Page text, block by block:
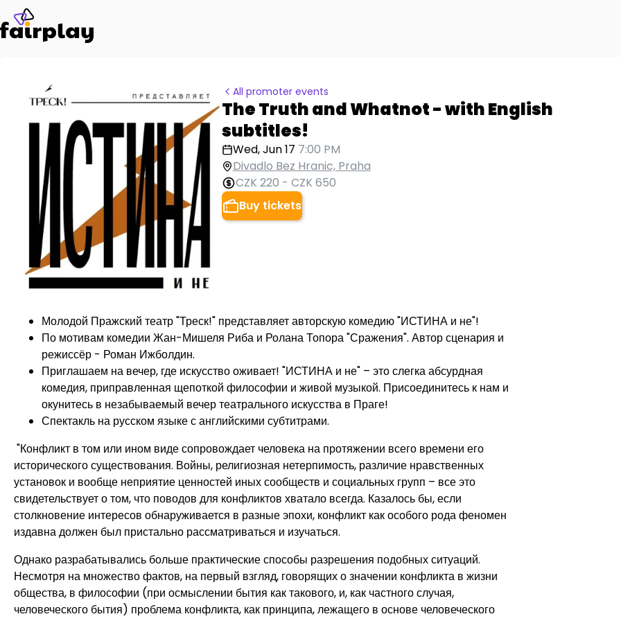
All promoter events
The Truth and Whatnot - with English
subtitles!
Wed, Jun 17 7:00 PM
Divadlo Bez Hranic, Praha
CZK 220 - CZK 650
Buy tickets
Молодой Пражский театр "Треск!" представляет авторскую комедию "ИСТИНА и не"!
По мотивам комедии Жан-Мишеля Риба и Ролана Топора "Сражения". Автор сценария и
режиссёр - Роман Ижболдин.
Приглашаем на вечер, где искусство оживает! "ИСТИНА и не" – это слегка абсурдная
комедия, приправленная щепоткой философии и живой музыкой. Присоединитесь к нам и
окунитесь в незабываемый вечер театрального искусства в Праге!
Спектакль на русском языке с английскими субтитрами.
"Конфликт в том или ином виде сопровождает человека на протяжении всего времени его
исторического существования. Войны, религиозная нетерпимость, различие нравственных
установок и вообще неприятие ценностей иных сообществ и социальных групп – все это
свидетельствует о том, что поводов для конфликтов хватало всегда. Казалось бы, если
столкновение интересов обнаруживается в разные эпохи, конфликт как особого рода феномен
издавна должен был пристально рассматриваться и изучаться.
Однако разрабатывались больше практические способы разрешения подобных ситуаций.
Несмотря на множество фактов, на первый взгляд, говорящих о значении конфликта в жизни
общества, в философии (при осмыслении бытия как такового, и, как частного случая,
человеческого бытия) проблема конфликта, как принципа, лежащего в основе человеческого